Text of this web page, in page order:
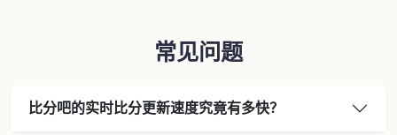
常见问题
比分吧的实时比分更新速度究竟有多快？